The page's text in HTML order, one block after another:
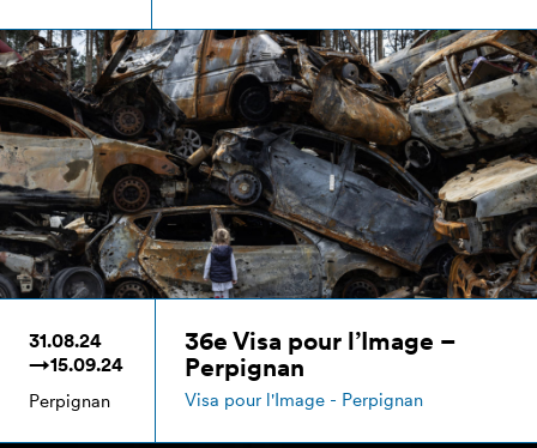
31.08.24
→15.09.24
Perpignan
36e Visa pour l’Image –
Perpignan
Visa pour l'Image - Perpignan